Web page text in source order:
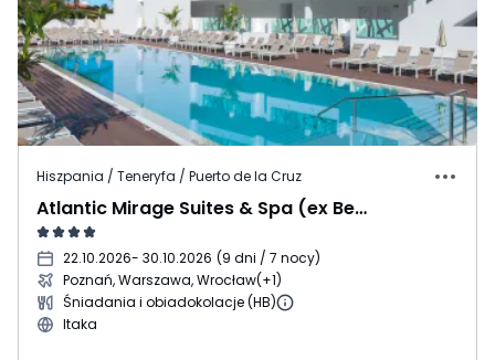
Hiszpania / Teneryfa / Puerto de la Cruz
Atlantic Mirage Suites & Spa (ex Bellavist)
22.10.2026- 30.10.2026 (9 dni / 7 nocy)
Poznań, Warszawa, Wrocław(+1)
Śniadania i obiadokolacje (HB)
Itaka